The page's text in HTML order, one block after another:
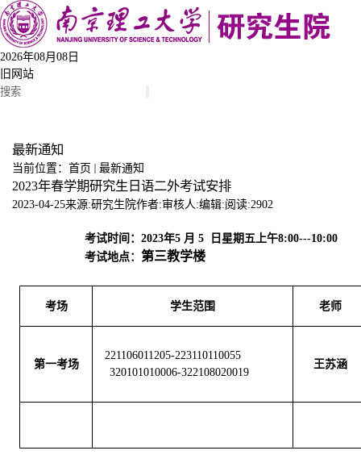
2026年08月08日
旧网站
最新通知
当前位置： 首页 最新通知
2023年春学期研究生日语二外考试安排
2023-04-25来源:研究生院作者:审核人:编辑:阅读:2902
考试时间： 2023年5 月 5 日星期五上午8:00---10:00
考试地点： 第三教学楼
考场 学生范围 老师
第一考场
221106011205-223110110055
320101010006-322108020019
王苏涵